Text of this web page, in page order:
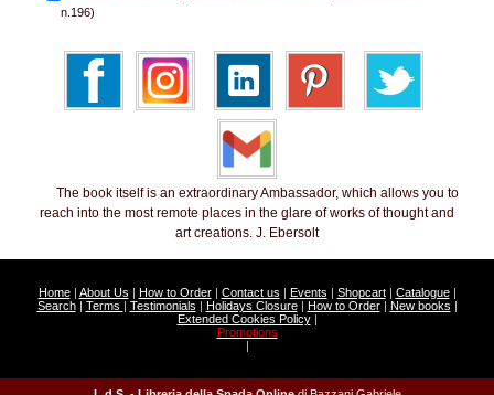
n.196)
The book itself is an extraordinary Ambassador, which allows you to
reach into the most remote places in the glare of works of thought and
art creations. J. Ebersolt
Home| About Us | How to Order| Contact us | Events | Shopcart| Catalogue|
Search| Terms | Testimonials | Holidays Closure| How to Order| New books |
Extended Cookies Policy|
Promotions
|